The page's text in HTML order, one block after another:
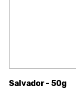
Salvador - 50g